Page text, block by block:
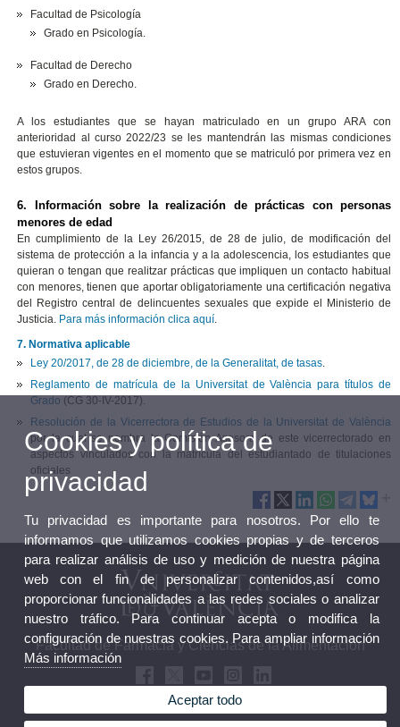
Facultad de Psicología
Grado en Psicología.
Facultad de Derecho
Grado en Derecho.
A los estudiantes que se hayan matriculado en un grupo ARA con
anterioridad al curso 2022/23 se les mantendrán las mismas condiciones
que estuvieran vigentes en el momento que se matriculó por primera vez en
estos grupos.
6. Información sobre la realización de prácticas con personas
menores de edad
En cumplimiento de la Ley 26/2015, de 28 de julio, de modificación del
sistema de protección a la infancia y a la adolescencia, los estudiantes que
quieran o tengan que realitzar prácticas que impliquen un contacto habitual
con menores, tienen que aportar obligatoriamente una certificación negativa
del Registro central de delincuentes sexuales que expide el Ministerio de
Justicia. Para más información clica aquí.
7. Normativa aplicable
Ley 20/2017, de 28 de diciembre, de la Generalitat, de tasas.
Reglamento de matrícula de la Universitat de València para títulos de
Grado (CG 30-IV-2017).
Resolución de la Vicerrectora de Estudios de la Universitat de València
por la cual se nombra la Comisión Asesora de este vicerrectorado en
aspectos vinculados con la matrícula del estudiantado de titulaciones
oficiales
Facultad de Farmacia y Ciencias de la Alimentación
Cookies y política de
privacidad
Tu privacidad es importante para nosotros. Por ello te
informamos que utilizamos cookies propias y de terceros
para realizar análisis de uso y medición de nuestra página
web con el fin de personalizar contenidos,así como
proporcionar funcionalidades a las redes sociales o analizar
nuestro tráfico. Para continuar acepta o modifica la
configuración de nuestras cookies. Para ampliar información
Más información
Aceptar todo